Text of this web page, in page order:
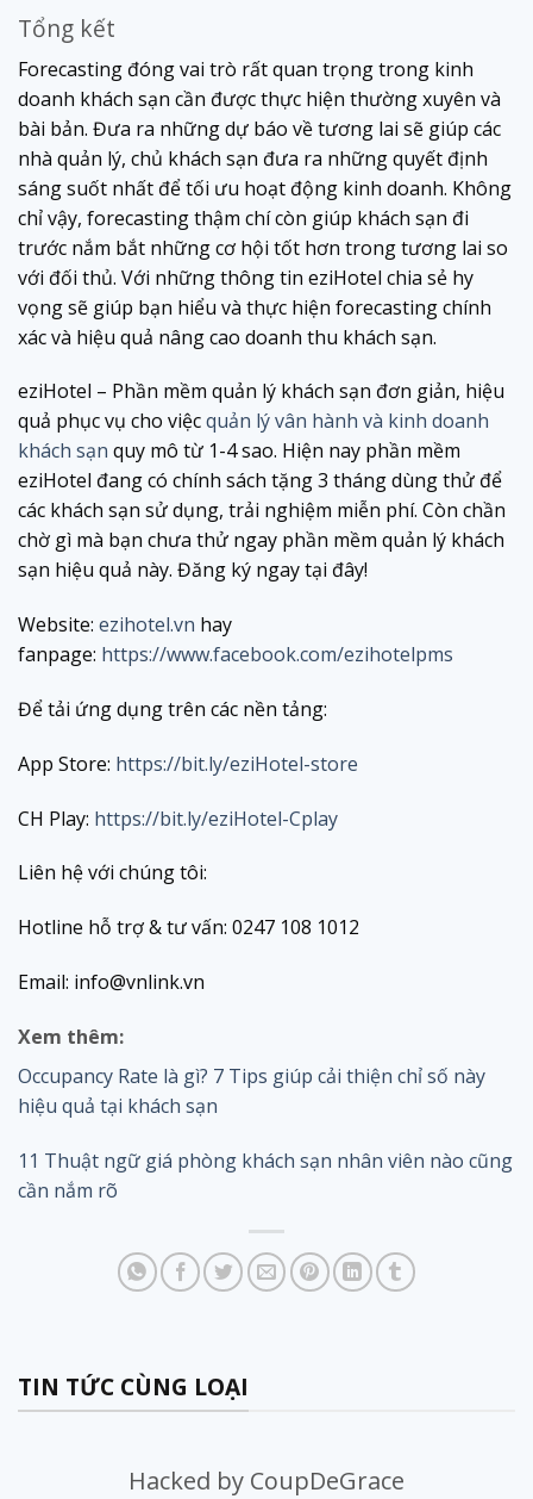
Tổng kết
Forecasting đóng vai trò rất quan trọng trong kinh
doanh khách sạn cần được thực hiện thường xuyên và
bài bản. Đưa ra những dự báo về tương lai sẽ giúp các
nhà quản lý, chủ khách sạn đưa ra những quyết định
sáng suốt nhất để tối ưu hoạt động kinh doanh. Không
chỉ vậy, forecasting thậm chí còn giúp khách sạn đi
trước nắm bắt những cơ hội tốt hơn trong tương lai so
với đối thủ. Với những thông tin eziHotel chia sẻ hy
vọng sẽ giúp bạn hiểu và thực hiện forecasting chính
xác và hiệu quả nâng cao doanh thu khách sạn.
eziHotel – Phần mềm quản lý khách sạn đơn giản, hiệu
quả phục vụ cho việcquản lý vân hành và kinh doanh
khách sạn quy mô từ 1-4 sao. Hiện nay phần mềm
eziHotel đang có chính sách tặng 3 tháng dùng thử để
các khách sạn sử dụng, trải nghiệm miễn phí. Còn chần
chờ gì mà bạn chưa thử ngay phần mềm quản lý khách
sạn hiệu quả này. Đăng ký ngay tại đây!
Website: ezihotel.vn hay
fanpage: https://www.facebook.com/ezihotelpms
Để tải ứng dụng trên các nền tảng:
App Store: https://bit.ly/eziHotel-store
CH Play: https://bit.ly/eziHotel-Cplay
Liên hệ với chúng tôi:
Hotline hỗ trợ & tư vấn: 0247 108 1012
Email: info@vnlink.vn
Xem thêm:
Occupancy Rate là gì? 7 Tips giúp cải thiện chỉ số này
hiệu quả tại khách sạn
11 Thuật ngữ giá phòng khách sạn nhân viên nào cũng
cần nắm rõ
TIN TỨC CÙNG LOẠI
Hacked by CoupDeGrace